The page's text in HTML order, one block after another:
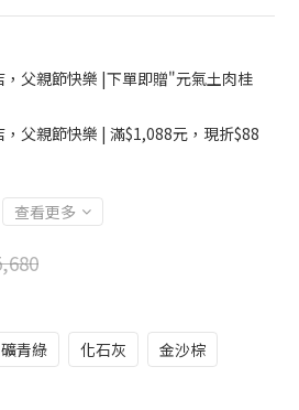
，父親節快樂 |下單即贈"元氣土肉桂
，父親節快樂 | 滿$1,088元，現折$88
查看更多
礦青綠 化石灰 金沙棕